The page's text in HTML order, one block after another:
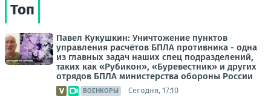
Топ
Павел Кукушкин: Уничтожение пунктов
управления расчётов БПЛА противника - одна
из главных задач наших спец подразделений,
таких как «Рубикон», «Буревестник» и других
отрядов БПЛА министерства обороны России
ВОЕНКОРЫ Сегодня, 17:10